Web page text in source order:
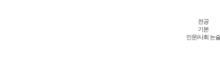
전공
기본
인문/사회 논술